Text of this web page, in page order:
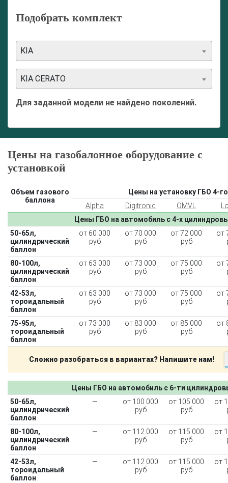
Подобрать комплект
KIA
KIA CERATO
Для заданной модели не найдено поколений.
Цены на газобалонное оборудование с
установкой
Объем газового
баллона
Цены на установку ГБО 4-
Alpha
Digitronic OMVL
Цены ГБО на автомобиль с 4-х
50-65л,
цилиндрический
баллон
от 60 000
руб
от 70 000
руб
от 72 000
руб
от
80-100л,
цилиндрический
баллон
от 63 000
руб
от 73 000
руб
от 75 000
руб
от
42-53л,
тороидальный
баллон
от 63 000
руб
от 73 000
руб
от 75 000
руб
от
75-95л,
тороидальный
баллон
от 73 000
руб
от 83 000
руб
от 85 000
руб
от
Сложно разобраться в вариантах? Напишите нам!
Цены ГБО на автомобиль с 6-ти
50-65л,
цилиндрический
баллон
—
от 100 000
руб
от 105 000
руб
от
80-100л,
цилиндрический
баллон
—
от 112 000
руб
от 115 000
руб
от
42-53л,
тороидальный
баллон
—
от 112 000
руб
от 115 000
руб
от